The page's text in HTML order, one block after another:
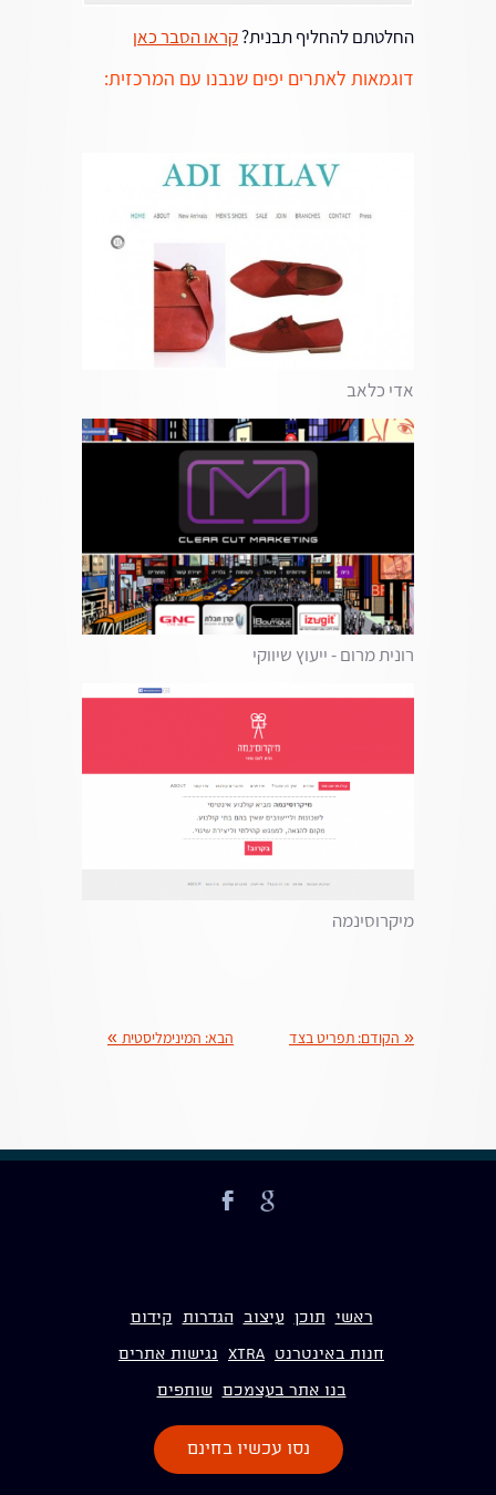
החלטתם להחליף תבנית?קראו הסבר כאן
דוגמאות לאתרים יפים שנבנו עם המרכזית:
אדי כלאב
רונית מרום - ייעוץ שיווקי
מיקרוסינמה
« הקודם: תפריט בצד הבא: המינימליסטית »
ראשי תוכן עיצוב הגדרות קידום
חנות באינטרנט Xtra נגישות אתרים
בנו אתר בעצמכם שותפים
נסו עכשיו בחינם